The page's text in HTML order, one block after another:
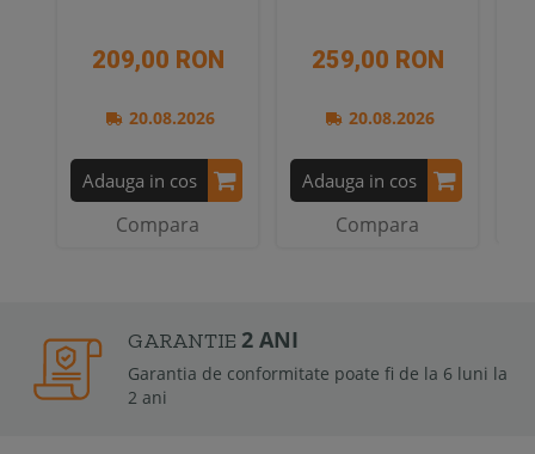
209,00 RON
20.08.2026
Adauga in cos
Compara
259,00 RON
20.08.2026
Adauga in cos
Compara
GARANTIE 2 ANI
Garantia de conformitate poate fi de la 6 luni la
2 ani